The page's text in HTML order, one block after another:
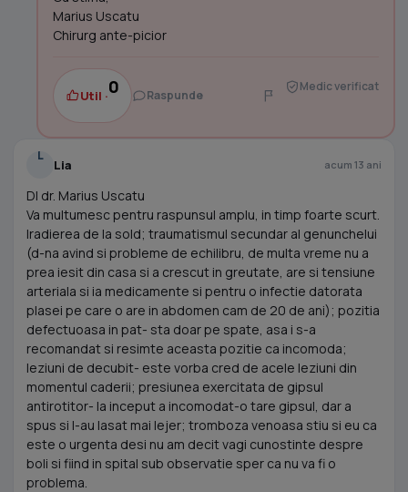
Marius Uscatu
Chirurg ante-picior
Util ·0 Raspunde
Medic verificat
L
Lia acum 13 ani
Dl dr. Marius Uscatu
Va multumesc pentru raspunsul amplu, in timp foarte scurt.
Iradierea de la sold; traumatismul secundar al genunchelui
(d-na avind si probleme de echilibru, de multa vreme nu a
prea iesit din casa si a crescut in greutate, are si tensiune
arteriala si ia medicamente si pentru o infectie datorata
plasei pe care o are in abdomen cam de 20 de ani); pozitia
defectuoasa in pat- sta doar pe spate, asa i s-a
recomandat si resimte aceasta pozitie ca incomoda;
leziuni de decubit- este vorba cred de acele leziuni din
momentul caderii; presiunea exercitata de gipsul
antirotitor- la inceput a incomodat-o tare gipsul, dar a
spus si l-au lasat mai lejer; tromboza venoasa stiu si eu ca
este o urgenta desi nu am decit vagi cunostinte despre
boli si fiind in spital sub observatie sper ca nu va fi o
problema.